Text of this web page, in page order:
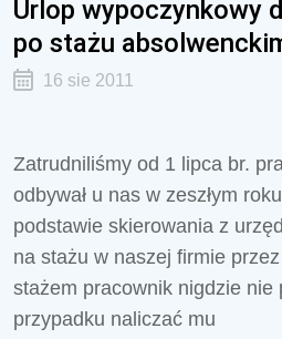
Urlop wypoczynkowy
po stażu
16 sie 2011
Zatrudniliśmy od 1 lipca br.
odbywał u nas w zeszłym
podstawie skierowania z
na stażu w naszej firmie
stażem pracownik nigdzie nie
przypadku naliczać mu